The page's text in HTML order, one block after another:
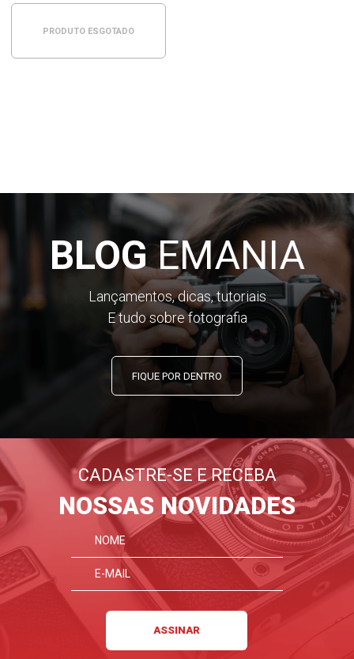
PRODUTO ESGOTADO
BLOGEMANIA
Lançamentos, dicas, tutoriais
E tudo sobre fotografia
FIQUE POR DENTRO
CADASTRE-SE E RECEBA
NOSSAS NOVIDADES